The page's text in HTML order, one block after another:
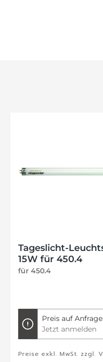
Tageslicht-
15W für 450.4
für 450.4
Preis auf Anfrage.
Jetzt anmelden
Preise exkl. MwSt. zzgl.